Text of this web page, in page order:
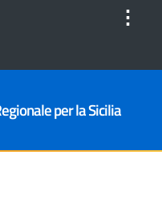
⋮
per la Sicilia